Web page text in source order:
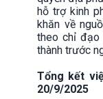
hỗ trợ kinh
khăn về
theo chỉ đạo
thành trước
Tổng kết
20/9/2025